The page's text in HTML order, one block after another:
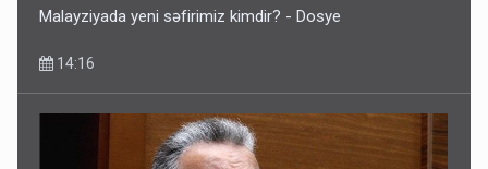
Malayziyada yeni səfirimiz kimdir? - Dosye
14:16